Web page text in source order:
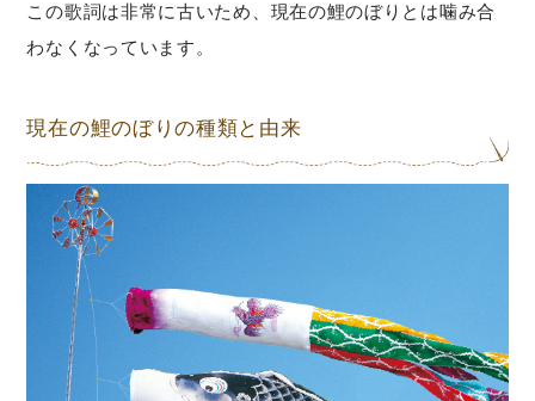
この歌詞は非常に古いため、現在の鯉のぼりとは噛み合
わなくなっています。
現在の鯉のぼりの種類と由来